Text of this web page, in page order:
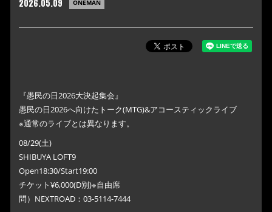
2026.05.09 ONEMAN
『愚民の日2026大決起集会』
愚民の日2026へ向けたトーク(MTG)&アコースティックライブ
※通常のライブとは異なります。
08/29(土)
SHIBUYA LOFT9
Open18:30/Start19:00
チケット¥6,000(D別)※自由席
問）NEXTROAD：03-5114-7444